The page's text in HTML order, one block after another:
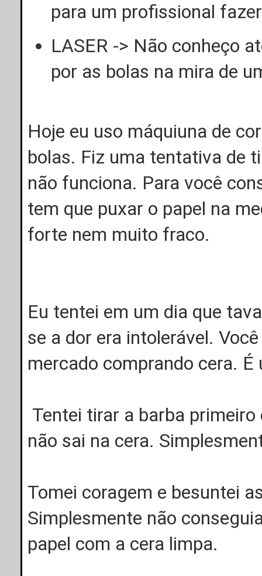
para um profissional
LASER -> Não conheço
por as bolas na mira de
Hoje eu uso máquiuna de
bolas. Fiz uma tentativa de
não funciona. Para você
tem que puxar o papel na
forte nem muito fraco.
Eu tentei em um dia que
se a dor era intolerável.
mercado comprando cera.
Tentei tirar a barba
não sai na cera.
Tomei coragem e besuntei
Simplesmente não
papel com a cera limpa.